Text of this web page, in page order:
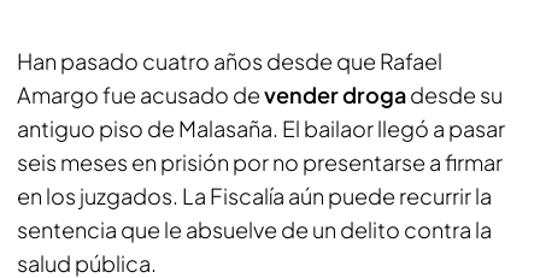
Han pasado cuatro años desde que Rafael
Amargo fue acusado devender drogadesde su
antiguo piso de Malasaña. El bailaor llegó a pasar
seis meses en prisión por no presentarse a firmar
en los juzgados. La Fiscalía aún puede recurrir la
sentencia que le absuelve de un delito contra la
salud pública.